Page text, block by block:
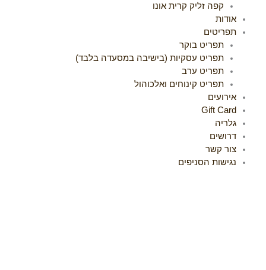
קפה זליק קרית אונו
אודות
תפריטים
תפריט בוקר
תפריט עסקיות (בישיבה במסעדה בלבד)
תפריט ערב
תפריט קינוחים ואלכוהול
אירועים
Gift Card
גלריה
דרושים
צור קשר
נגישות הסניפים